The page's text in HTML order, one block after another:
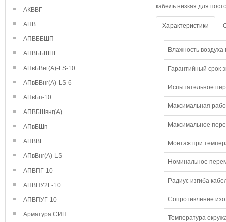
АКВВГ
АПВ
АПВББШП
АПВББШПГ
АПвБВнг(А)-LS-10
АПвБВнг(А)-LS-6
АПвБп-10
АПВБШвнг(А)
АПвБШп
АПВВГ
АПвВнг(А)-LS
АПВПГ-10
АПВПУ2Г-10
АПВПУГ-10
Арматура СИП
кабель низкая для
Характеристики
Влажность воздуха
Гарантийный срок
Испытательное
Максимальная
Максимальное
Монтаж при
Номинальное
Радиус изгиба
Сопротивление
Температура